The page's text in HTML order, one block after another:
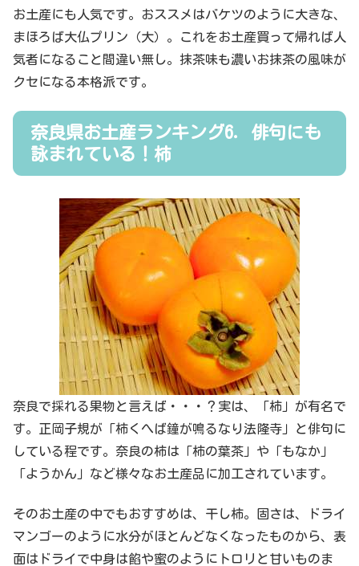
お土産にも人気です。おススメはバケツのように大きな、
まほろば大仏プリン（大）。これをお土産買って帰れば人
気者になること間違い無し。抹茶味も濃いお抹茶の風味が
クセになる本格派です。
奈良県お土産ランキング6．俳句にも
詠まれている！柿
奈良で採れる果物と言えば・・・？実は、「柿」が有名で
す。正岡子規が「柿くへば鐘が鳴るなり法隆寺」と俳句に
している程です。奈良の柿は「柿の葉茶」や「もなか」
「ようかん」など様々なお土産品に加工されています。
そのお土産の中でもおすすめは、干し柿。固さは、ドライ
マンゴーのように水分がほとんどなくなったものから、表
面はドライで中身は餡や蜜のようにトロリと甘いものま